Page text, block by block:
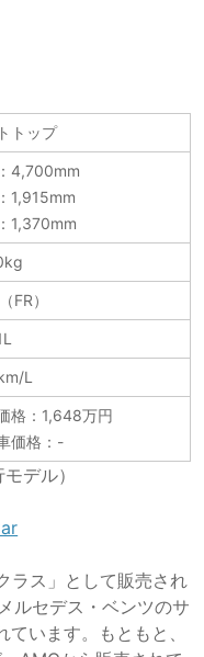
トップ
4,700mm
1,915mm
1,370mm
FR）
L
格：1,648万円
価格：-
デル）
ラス」として販売され
ルセデス ・ベンツのサ
います。もともと、